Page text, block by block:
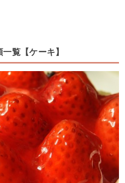
覧【ケーキ】